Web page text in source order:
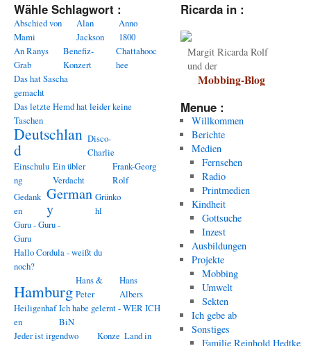
Wähle Schlagwort :
Abschied von
Mami
Alan
Jackson
Anno
1800
An Ranys
Grab
Benefiz-
Konzert
Chattahooc
hee
Das hat Sascha
gemacht
Das letzte Hemd hat leider keine
Taschen
Deutschlan
d
Disco-
Charlie
Einschulu
ng
Ein übler
Verdacht
Frank-Georg
Rolf
Gedank
en
German
y
Grünko
hl
Guru - Guru -
Guru
Hallo Cordula - weißt du
noch?
Hamburg
Hans &
Peter
Hans
Albers
Heiligenhaf
en
Ich habe gelernt - WER ICH
BiN
Jeder ist irgendwo
Konze Land in
Ricarda in :
Margit Ricarda Rolf
und der
Mobbing-Blog
Menue :
Willkommen
Berichte
Medien
Fernsehen
Radio
Printmedien
Kindheit
Gottsuche
Inzest
Ausbildungen
Projekte
Mobbing
Umwelt
Sekten
Ich gebe ab
Sonstiges
Familie Reinhold Hedtke